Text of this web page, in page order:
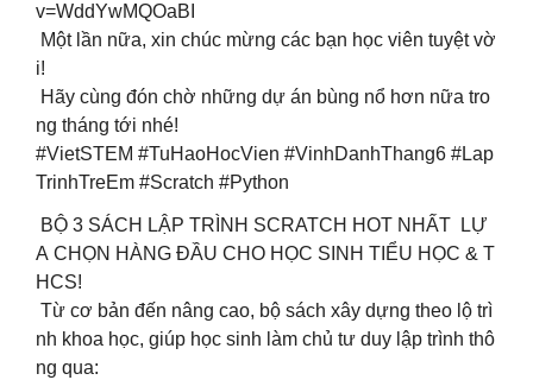
v=WddYwMQOaBI
Một lần nữa, xin chúc mừng các bạn học viên tuyệt vờ
i!
Hãy cùng đón chờ những dự án bùng nổ hơn nữa tro
ng tháng tới nhé!
#VietSTEM #TuHaoHocVien #VinhDanhThang6 #Lap
TrinhTreEm #Scratch #Python
BỘ 3 SÁCH LẬP TRÌNH SCRATCH HOT NHẤT LỰ
A CHỌN HÀNG ĐẦU CHO HỌC SINH TIỂU HỌC & T
HCS!
Từ cơ bản đến nâng cao, bộ sách xây dựng theo lộ trì
nh khoa học, giúp học sinh làm chủ tư duy lập trình thô
ng qua: